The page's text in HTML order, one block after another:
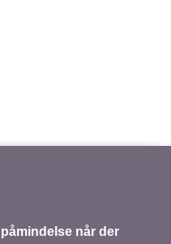
når der